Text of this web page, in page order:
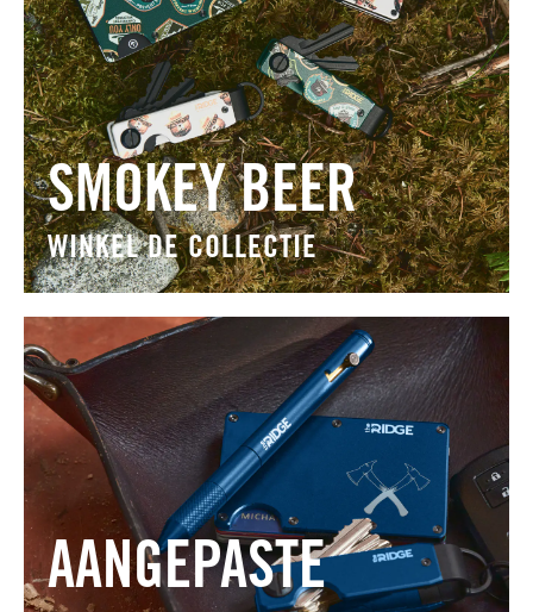
SMOKEY BEER
WINKEL DE COLLECTIE
AANGEPASTE